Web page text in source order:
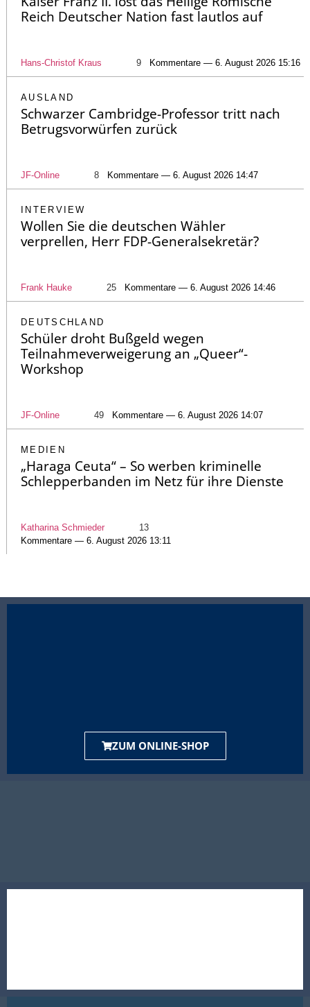
Reich Deutscher Nation fast lautlos auf
Hans-Christof Kraus 9 Kommentare — 6. August 2026 15:16
AUSLAND
Schwarzer Cambridge-Professor tritt nach
Betrugsvorwürfen zurück
JF-Online 8 Kommentare — 6. August 2026 14:47
INTERVIEW
Wollen Sie die deutschen Wähler
verprellen, Herr FDP-Generalsekretär?
Frank Hauke 25 Kommentare — 6. August 2026 14:46
DEUTSCHLAND
Schüler droht Bußgeld wegen
Teilnahmeverweigerung an „Queer“-
Workshop
JF-Online 49 Kommentare — 6. August 2026 14:07
MEDIEN
„Haraga Ceuta“ – So werben kriminelle
Schlepperbanden im Netz für ihre Dienste
Katharina Schmieder
13
Kommentare — 6. August 2026 13:11
ZUM ONLINE-SHOP